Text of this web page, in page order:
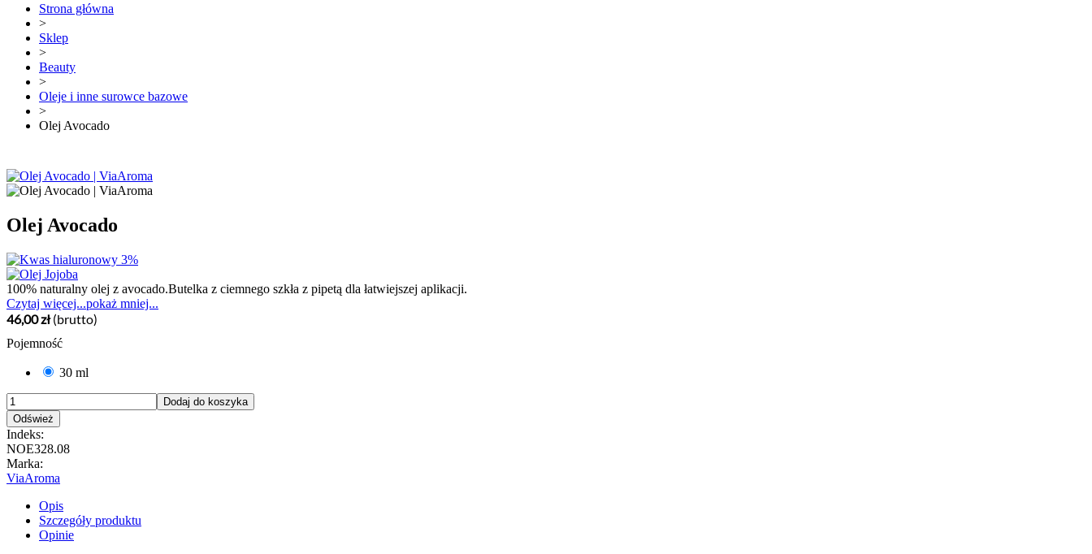
Strona główna
>
Sklep
>
Beauty
>
Oleje i inne surowce bazowe
>
Olej Avocado
Olej Avocado
100% naturalny olej z avocado.Butelka z ciemnego szkła z pipetą dla łatwiejszej aplikacji.
Czytaj więcej...pokaż mniej...
46,00 zł (brutto)
Pojemność
30 ml
Dodaj do koszyka
Indeks:
NOE328.08
Marka:
ViaAroma
Opis
Szczegóły produktu
Opinie